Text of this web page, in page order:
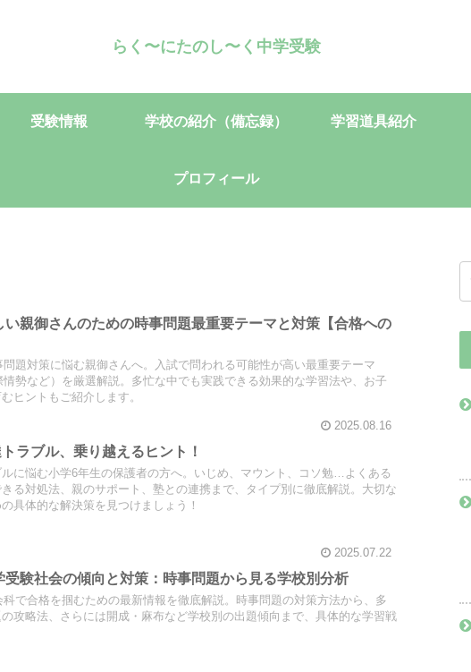
らく〜にたのし〜く中学受験
受験情報 学校の紹介（備忘録） 学習道具紹介
プロフィール
い親御さんのための時事問題最重要テーマと対策【合格への
題対策に悩む親御さんへ。入試で問われる可能性が高い最重要テーマ
情勢など）を厳選解説。多忙な中でも実践できる効果的な学習法や、お子
ヒントもご紹介します。
2025.08.16
ラブル、乗り越えるヒント！
に悩む小学6年生の保護者の方へ。いじめ、マウント、コソ勉…よくある
る対処法、親のサポート、塾との連携まで、タイプ別に徹底解説。大切な
具体的な解決策を見つけましょう！
2025.07.22
受験社会の傾向と対策：時事問題から見る学校別分析
で合格を掴むための最新情報を徹底解説。時事問題の対策方法から、多
攻略法、さらには開成・麻布など学校別の出題傾向まで、具体的な学習戦